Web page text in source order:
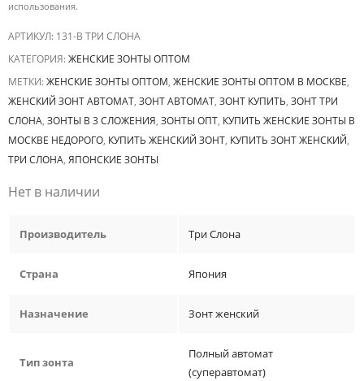
использования.
АРТИКУЛ: 131-B ТРИ СЛОНА
КАТЕГОРИЯ:ЖЕНСКИЕ ЗОНТЫ ОПТОМ
МЕТКИ:ЖЕНСКИЕ ЗОНТЫ ОПТОМ, ЖЕНСКИЕ ЗОНТЫ ОПТОМ В МОСКВЕ,
ЖЕНСКИЙ ЗОНТ АВТОМАТ, ЗОНТ АВТОМАТ, ЗОНТ КУПИТЬ, ЗОНТ ТРИ
СЛОНА, ЗОНТЫ В 3 СЛОЖЕНИЯ, ЗОНТЫ ОПТ, КУПИТЬ ЖЕНСКИЕ ЗОНТЫ В
МОСКВЕ НЕДОРОГО, КУПИТЬ ЖЕНСКИЙ ЗОНТ, КУПИТЬ ЗОНТ ЖЕНСКИЙ,
ТРИ СЛОНА, ЯПОНСКИЕ ЗОНТЫ
Нет в наличии
Производитель Три Слона
Страна Япония
Назначение Зонт женский
Тип зонта
Полный автомат
(суперавтомат)